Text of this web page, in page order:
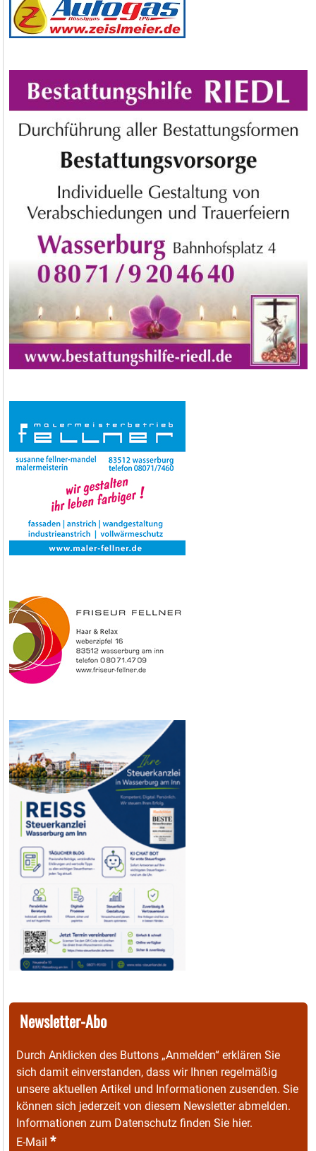
Newsletter-Abo
Durch Anklicken des Buttons „Anmelden“ erklären Sie
sich damit einverstanden, dass wir Ihnen regelmäßig
unsere aktuellen Artikel und Informationen zusenden. Sie
können sich jederzeit von diesem Newsletter abmelden.
Informationen zum Datenschutz finden Sie hier.
E-Mail *